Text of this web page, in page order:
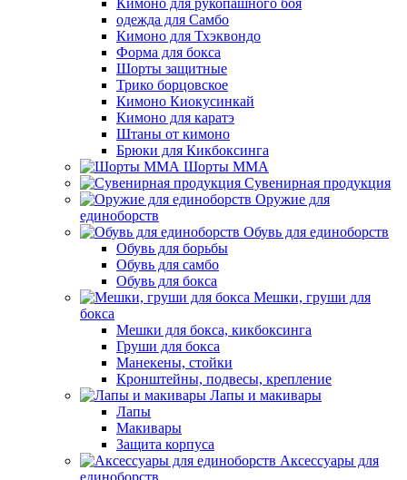
Кимоно для рукопашного боя
одежда для Самбо
Кимоно для Тхэквондо
Форма для бокса
Шорты защитные
Трико борцовское
Кимоно Киокусинкай
Кимоно для каратэ
Штаны от кимоно
Брюки для Кикбоксинга
Шорты ММА
Сувенирная продукция
Оружие для
единоборств
Обувь для единоборств
Обувь для борьбы
Обувь для самбо
Обувь для бокса
Мешки, груши для
бокса
Мешки для бокса, кикбоксинга
Груши для бокса
Манекены, стойки
Кронштейны, подвесы, крепление
Лапы и макивары
Лапы
Макивары
Защита корпуса
Аксессуары для
единоборств